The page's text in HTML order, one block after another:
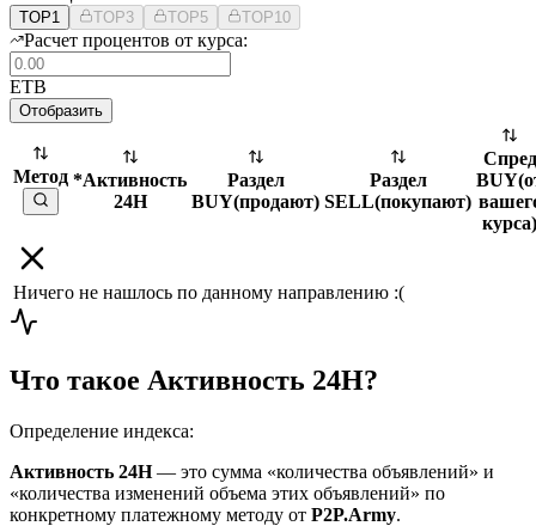
TOP1 TOP3 TOP5 TOP10
Расчет процентов от курса:
ETB
Отобразить
Метод *Активность
24H
Раздел
BUY(продают)
Раздел
SELL(покупают)
Спред
BUY(
курса)
Ничего не нашлось по данному направлению :(
Что такое Активность 24H?
Определение индекса:
Активность 24H— это сумма «количества объявлений» и
«количества изменений объема этих объявлений» по
конкретному платежному методу от P2P.Army.